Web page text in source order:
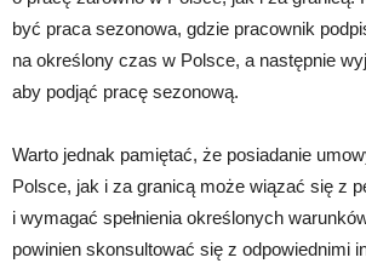
być praca sezonowa, gdzie pracownik
na określony czas w Polsce, a następnie
aby podjąć pracę sezonową.
Warto jednak pamiętać, że posiadanie
Polsce, jak i za granicą może wiązać się z
i wymagać spełnienia określonych
powinien skonsultować się z odpowiednimi